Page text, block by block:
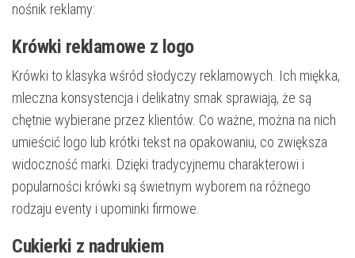
nośnik reklamy:
Krówki reklamowe z logo
Krówki to klasyka wśród słodyczy reklamowych. Ich miękka,
mleczna konsystencja i delikatny smak sprawiają, że są
chętnie wybierane przez klientów. Co ważne, można na nich
umieścić logo lub krótki tekst na opakowaniu, co zwiększa
widoczność marki. Dzięki tradycyjnemu charakterowi i
popularności krówki są świetnym wyborem na różnego
rodzaju eventy i upominki firmowe.
Cukierki z nadrukiem